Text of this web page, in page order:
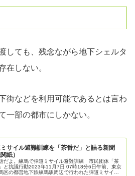
しても、残念ながら地下シェルタ
在しない。
街などを利用可能であるとは言わ
一部の都市にしかない。
サイル避難訓練を「茶番だ」と詰る新聞
関紙）
だよ。練馬で弾道ミサイル避難訓練 市民団体「茶
と抗議行動2023年11月7日 07時18分6日午前、東京
区の都営地下鉄練馬駅周辺で行われた弾道ミサイル